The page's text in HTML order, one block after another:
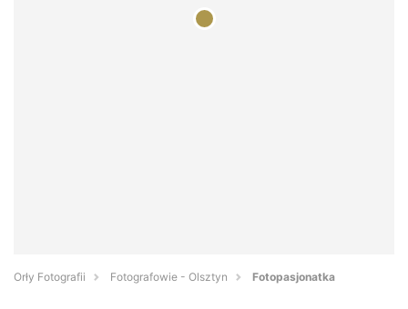
Orły Fotografii Fotografowie - Olsztyn Fotopasjonatka